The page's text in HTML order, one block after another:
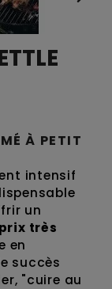
À PETIT
intensif
un
prix très
en
succès
"cuire au